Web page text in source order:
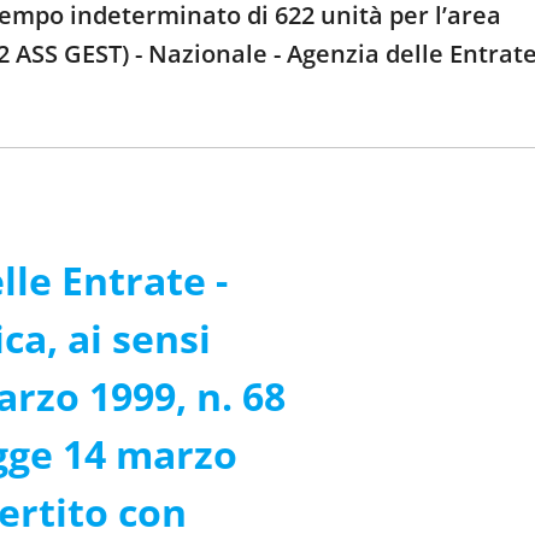
indeterminato di 622 unità per l’area
GEST) - Nazionale - Agenzia delle
Entrate -
ai sensi
1999, n. 68
14 marzo
con